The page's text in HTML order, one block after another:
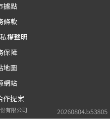
20260804.b53805
據點
條款
權聲明
保障
地圖
網站
作提案
有限公司